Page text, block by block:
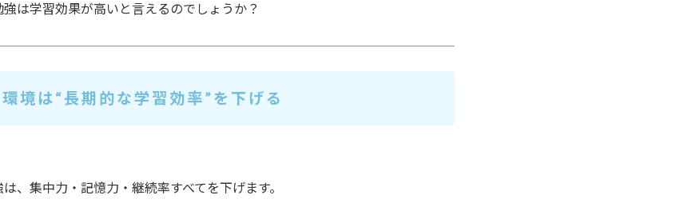
強は学習効果が高い と言えるのでしょうか？
境は“長期的な学習効率”を下げる
、集中力・記憶力・継続率すべてを下げます。